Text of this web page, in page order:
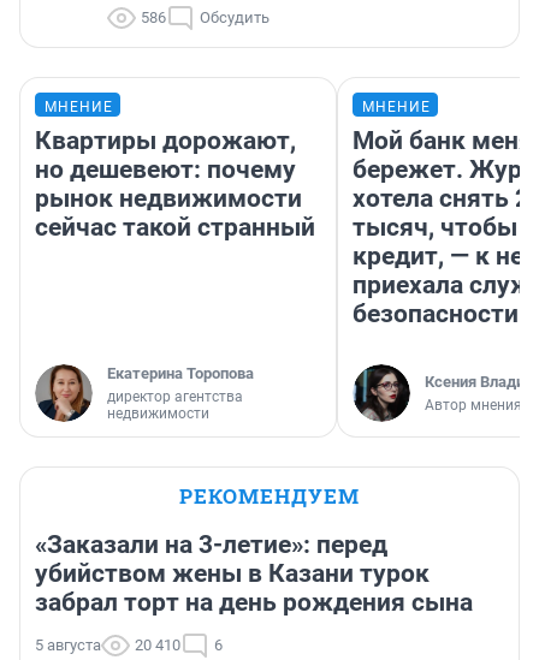
586 Обсудить
МНЕНИЕ
Квартиры дорожают,
но дешевеют: почему
рынок недвижимости
сейчас такой странный
Екатерина Торопова
директор агентства
недвижимости
МНЕНИЕ
Мой банк меня
бережет.
хотела снять
тысяч, чтобы
кредит, — к
приехала
безопасности
Ксения
Автор мнения
РЕКОМЕНДУЕМ
«Заказали на 3-летие»: перед
убийством жены в Казани турок
забрал торт на день рождения сына
5 августа 20 410 6